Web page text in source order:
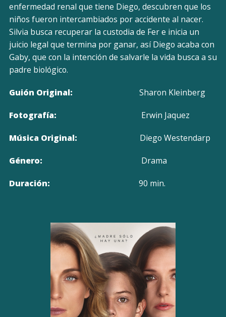
enfermedad renal que tiene Diego, descubren que los
niños fueron intercambiados por accidente al nacer.
Silvia busca recuperar la custodia de Fer e inicia un
juicio legal que termina por ganar, así Diego acaba con
Gaby, que con la intención de salvarle la vida busca a su
padre biológico.
Guión Original: Sharon Kleinberg
Fotografía: Erwin Jaquez
Música Original: Diego Westendarp
Género: Drama
Duración: 90 min.